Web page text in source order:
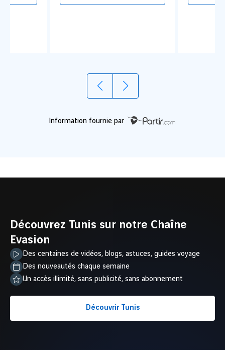
Information fournie par
Découvrez Tunis sur notre Chaîne
Evasion
Des centaines de vidéos, blogs, astuces, guides voyage
Des nouveautés chaque semaine
Un accès illimité, sans publicité, sans abonnement
Découvrir Tunis
1